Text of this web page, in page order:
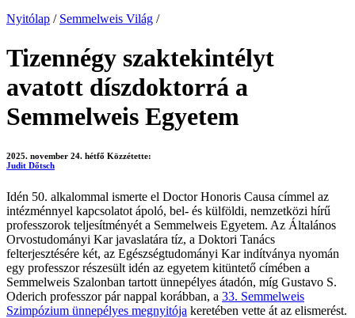
Nyitólap / Semmelweis Világ /
Tizennégy szaktekintélyt
avatott díszdoktorrá a
Semmelweis Egyetem
2025. november 24. hétfő Közzétette:
Judit Dőtsch
Idén 50. alkalommal ismerte el Doctor Honoris Causa címmel az
intézménnyel kapcsolatot ápoló, bel- és külföldi, nemzetközi hírű
professzorok teljesítményét a Semmelweis Egyetem. Az Általános
Orvostudományi Kar javaslatára tíz, a Doktori Tanács
felterjesztésére két, az Egészségtudományi Kar indítványa nyomán
egy professzor részesült idén az egyetem kitüntető címében a
Semmelweis Szalonban tartott ünnepélyes átadón, míg Gustavo S.
Oderich professzor pár nappal korábban, a 33. Semmelweis
Szimpózium ünnepélyes megnyitója keretében vette át az elismerést.